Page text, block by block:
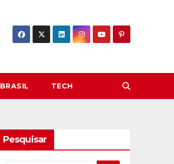
BRASIL TECH
Pesquisar